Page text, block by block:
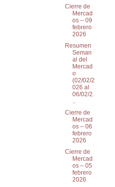
Cierre de
Mercad
os – 09
febrero
2026
Resumen
Seman
al del
Mercad
o
(02/02/2
026 al
06/02/2.
..
Cierre de
Mercad
os – 06
febrero
2026
Cierre de
Mercad
os – 05
febrero
2026